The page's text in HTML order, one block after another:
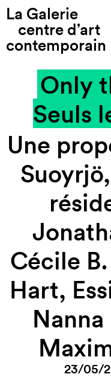
La Galerie
centre d’art
contemporain
Exposition
Exposition suivante
Only
Seuls
Une
Cécile
Hart,
23/05/